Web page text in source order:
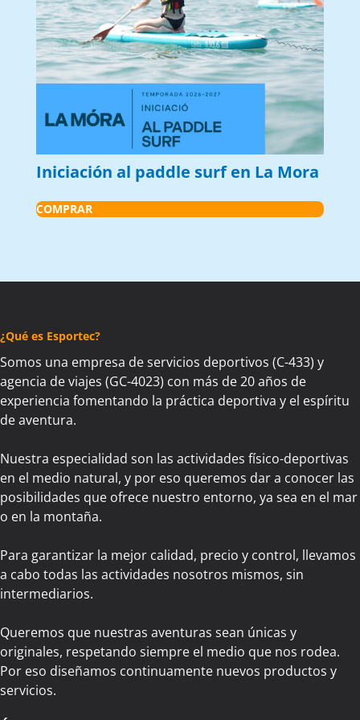
Iniciación al paddle surf en La Mora
COMPRAR
¿Qué es Esportec?
Somos una empresa de servicios deportivos (C-433) y
agencia de viajes (GC-4023) con más de 20 años de
experiencia fomentando la práctica deportiva y el espíritu
de aventura.
Nuestra especialidad son las actividades físico-deportivas
en el medio natural, y por eso queremos dar a conocer las
posibilidades que ofrece nuestro entorno, ya sea en el mar
o en la montaña.
Para garantizar la mejor calidad, precio y control, llevamos
a cabo todas las actividades nosotros mismos, sin
intermediarios.
Queremos que nuestras aventuras sean únicas y
originales, respetando siempre el medio que nos rodea.
Por eso diseñamos continuamente nuevos productos y
servicios.